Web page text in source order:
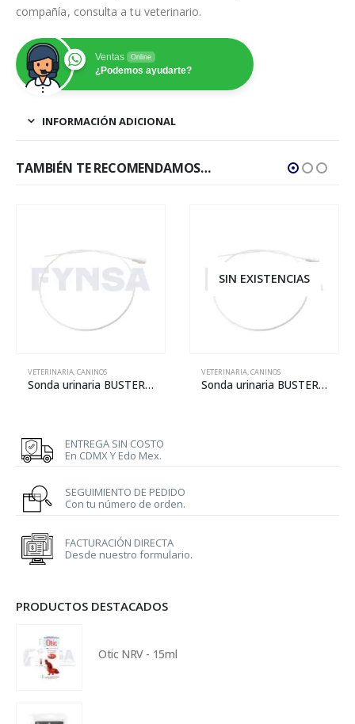
compañía, consulta a tu veterinario.
Ventas Online
¿Podemos ayudarte?
INFORMACIÓN ADICIONAL
TAMBIÉN TE RECOMENDAMOS…
VETERINARIA,CANINOS
Sonda urinaria BUSTER para perros – 4 FR
SIN EXISTENCIAS
VETERINARIA,CANINOS
Sonda urinaria BUSTER para perros – 8 FR
ENTREGA SIN COSTO
En CDMX Y Edo Mex.
SEGUIMIENTO DE PEDIDO
Con tu número de orden.
FACTURACIÓN DIRECTA
Desde nuestro formulario.
PRODUCTOS DESTACADOS
Otic NRV - 15ml